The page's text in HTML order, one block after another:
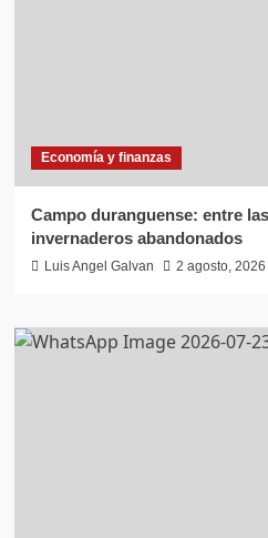
Economía y finanzas
Campo duranguense: entre
invernaderos abandonados
Luis Angel Galvan 2 agosto, 2026